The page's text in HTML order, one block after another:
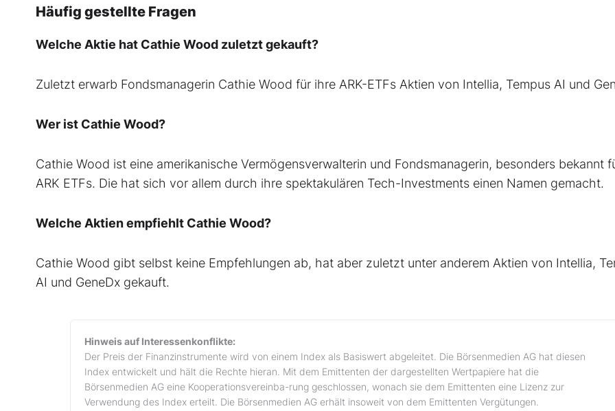
Häufig gestellte Fragen
Welche Aktie hat Cathie Wood zuletzt gekauft?
Zuletzt erwarb Fondsmanagerin Cathie Wood für ihre ARK-ETFs Aktien von Intellia, Tempus AI und
Wer ist Cathie Wood?
Cathie Wood ist eine amerikanische Vermögensverwalterin und Fondsmanagerin, besonders bekannt
ARK ETFs. Die hat sich vor allem durch ihre spektakulären Tech-Investments einen Namen gemacht.
Welche Aktien empfiehlt Cathie Wood?
Cathie Wood gibt selbst keine Empfehlungen ab, hat aber zuletzt unter anderem Aktien von Intellia,
AI und GeneDx gekauft.
Hinweis auf Interessenkonflikte:
Der Preis der Finanzinstrumente wird von einem Index als Basiswert abgeleitet. Die Börsenmedien AG hat diesen
Index entwickelt und hält die Rechte hieran. Mit dem Emittenten der dargestellten Wertpapiere hat die
Börsenmedien AG eine Kooperationsvereinba-rung geschlossen, wonach sie dem Emittenten eine Lizenz zur
Verwendung des Index erteilt. Die Börsenmedien AG erhält insoweit von dem Emittenten Vergütungen.